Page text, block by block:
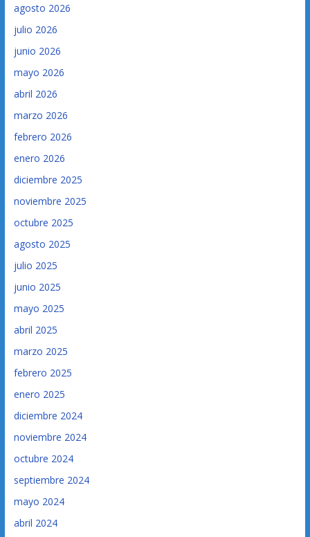
agosto 2026
julio 2026
junio 2026
mayo 2026
abril 2026
marzo 2026
febrero 2026
enero 2026
diciembre 2025
noviembre 2025
octubre 2025
agosto 2025
julio 2025
junio 2025
mayo 2025
abril 2025
marzo 2025
febrero 2025
enero 2025
diciembre 2024
noviembre 2024
octubre 2024
septiembre 2024
mayo 2024
abril 2024